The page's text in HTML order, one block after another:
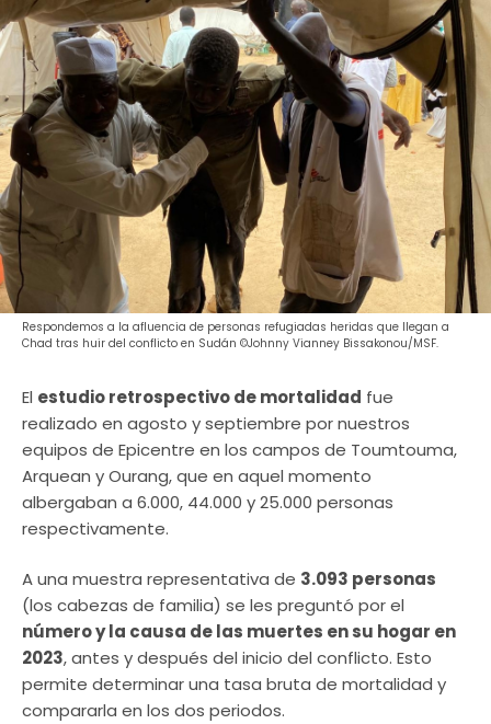
Respondemos a la afluencia de personas refugiadas heridas que llegan a
Chad tras huir del conflicto en Sudán ©Johnny Vianney Bissakonou/MSF.
El estudio retrospectivo de mortalidad fue
realizado en agosto y septiembre por nuestros
equipos de Epicentre en los campos de Toumtouma,
Arquean y Ourang, que en aquel momento
albergaban a 6.000, 44.000 y 25.000 personas
respectivamente.
A una muestra representativa de 3.093 personas
(los cabezas de familia) se les preguntó por el
número y la causa de las muertes en su hogar en
2023, antes y después del inicio del conflicto. Esto
permite determinar una tasa bruta de mortalidad y
compararla en los dos periodos.